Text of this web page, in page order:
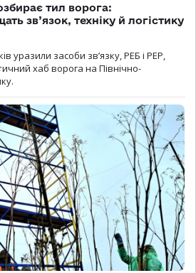
тил ворога:
зв’язок, техніку й логістику
уразили засоби зв’язку, РЕБ і РЕР,
хаб ворога на Північно-